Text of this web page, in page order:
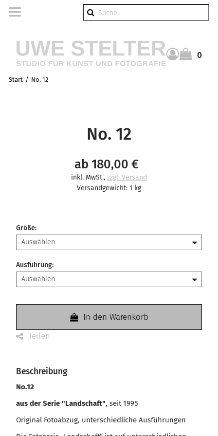
0
Start No. 12
No. 12
ab 180,00 €
inkl. MwSt., zzgl. Versand
Versandgewicht: 1 kg
Größe:
Ausführung:
In den Warenkorb
Teilen
Beschreibung
No.12
aus der Serie "Landschaft", seit 1995
Original Fotoabzug, unterschiedliche Ausführungen